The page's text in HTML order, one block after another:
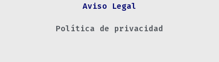
Aviso Legal
Política de privacidad